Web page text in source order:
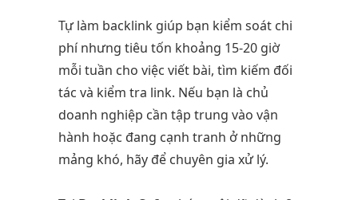
Tự làm backlink giúp bạn kiểm soát chi
phí nhưng tiêu tốn khoảng 15-20 giờ
mỗi tuần cho việc viết bài, tìm kiếm đối
tác và kiểm tra link. Nếu bạn là chủ
doanh nghiệp cần tập trung vào vận
hành hoặc đang cạnh tranh ở những
mảng khó, hãy để chuyên gia xử lý.